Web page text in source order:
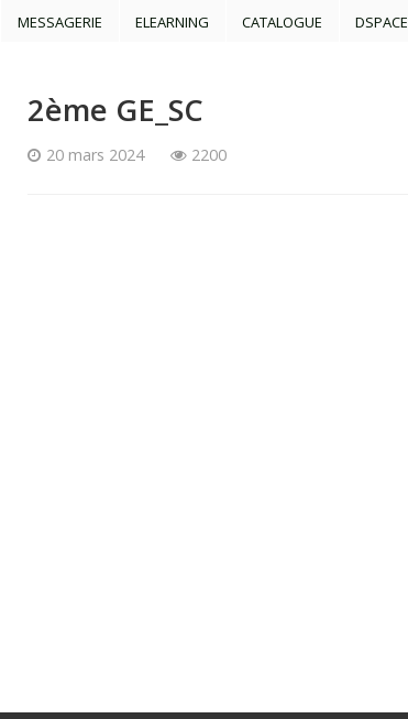
MESSAGERIE ELEARNING CATALOGUE DSPACE
2ème GE_SC
20 mars 2024 2200